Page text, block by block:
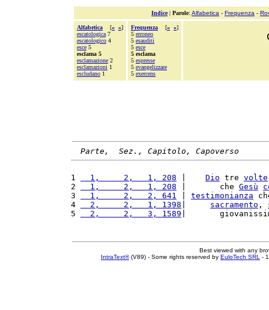
Indice| Parole: Alfabetica - Frequenza -
Alfabetica [« »]
escatologica 7
escatologico 4
esce 5
esclama 5
esclamazione 2
esclamazioni 1
escludano 1
Frequenza [« »]
5 erroneo
5 esauditi
5 esce
5 esclama
5 espresse
5 evangelizzare
5 exercens
Parte,  Sez., Capitolo, Capoverso
1
  1,     2,   1, 208
Dio tre volte
2
  1,     2,   1, 208
|       che Gesù
3
  1,     2,   2, 641
testimonianza
4
  2,     2,   1, 1398
sacramento ,
5
  2,     2,   3, 1589
|
Best viewed with any
IntraText®(V89) - Some rights reserved by EuloTech SRL -